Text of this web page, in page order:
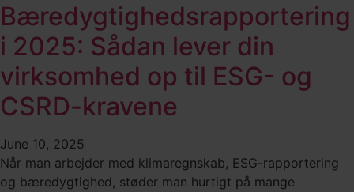
Bæredygtighedsrapportering
i 2025: Sådan lever din
virksomhed op til ESG- og
CSRD-kravene
June 10, 2025
Når man arbejder med klimaregnskab, ESG-rapportering
og bæredygtighed, støder man hurtigt på mange